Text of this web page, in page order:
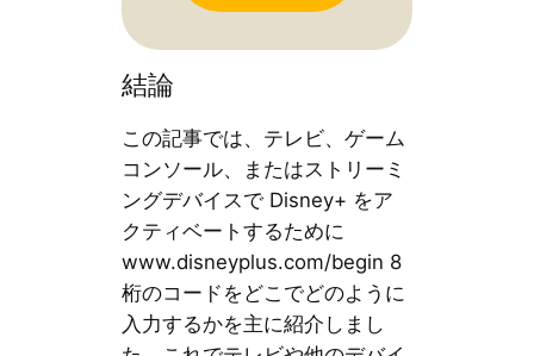
結論
この記事では、テレビ、ゲーム
コンソール、またはストリーミ
ングデバイスで Disney+ をア
クティベートするために
www.disneyplus.com/begin 8
桁のコードをどこでどのように
入力するかを主に紹介しまし